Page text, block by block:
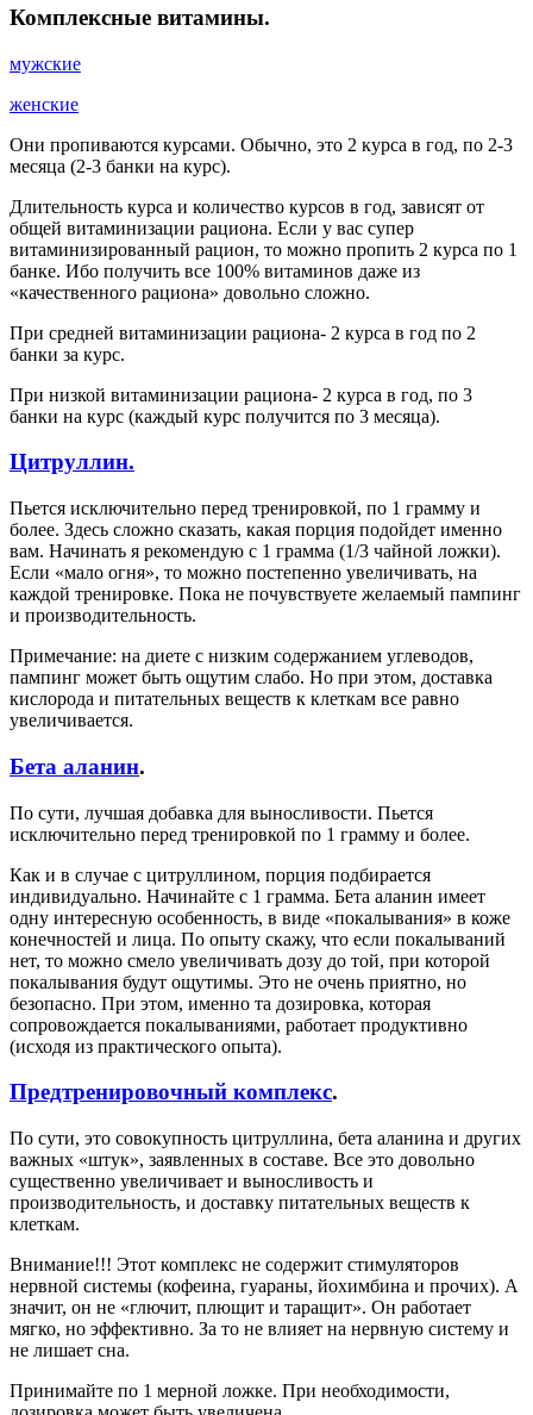
Комплексные витамины.
мужские
женские
Они пропиваются курсами. Обычно, это 2 курса в год, по 2-3
месяца (2-3 банки на курс).
Длительность курса и количество курсов в год, зависят от
общей витаминизации рациона. Если у вас супер
витаминизированный рацион, то можно пропить 2 курса по 1
банке. Ибо получить все 100% витаминов даже из
«качественного рациона» довольно сложно.
При средней витаминизации рациона- 2 курса в год по 2
банки за курс.
При низкой витаминизации рациона- 2 курса в год, по 3
банки на курс (каждый курс получится по 3 месяца).
Цитруллин.
Пьется исключительно перед тренировкой, по 1 грамму и
более. Здесь сложно сказать, какая порция подойдет именно
вам. Начинать я рекомендую с 1 грамма (1/3 чайной ложки).
Если «мало огня», то можно постепенно увеличивать, на
каждой тренировке. Пока не почувствуете желаемый пампинг
и производительность.
Примечание: на диете с низким содержанием углеводов,
пампинг может быть ощутим слабо. Но при этом, доставка
кислорода и питательных веществ к клеткам все равно
увеличивается.
Бета аланин.
По сути, лучшая добавка для выносливости. Пьется
исключительно перед тренировкой по 1 грамму и более.
Как и в случае с цитруллином, порция подбирается
индивидуально. Начинайте с 1 грамма. Бета аланин имеет
одну интересную особенность, в виде «покалывания» в коже
конечностей и лица. По опыту скажу, что если покалываний
нет, то можно смело увеличивать дозу до той, при которой
покалывания будут ощутимы. Это не очень приятно, но
безопасно. При этом, именно та дозировка, которая
сопровождается покалываниями, работает продуктивно
(исходя из практического опыта).
Предтренировочный комплекс.
По сути, это совокупность цитруллина, бета аланина и других
важных «штук», заявленных в составе. Все это довольно
существенно увеличивает и выносливость и
производительность, и доставку питательных веществ к
клеткам.
Внимание!!! Этот комплекс не содержит стимуляторов
нервной системы (кофеина, гуараны, йохимбина и прочих). А
значит, он не «глючит, плющит и таращит». Он работает
мягко, но эффективно. За то не влияет на нервную систему и
не лишает сна.
Принимайте по 1 мерной ложке. При необходимости,